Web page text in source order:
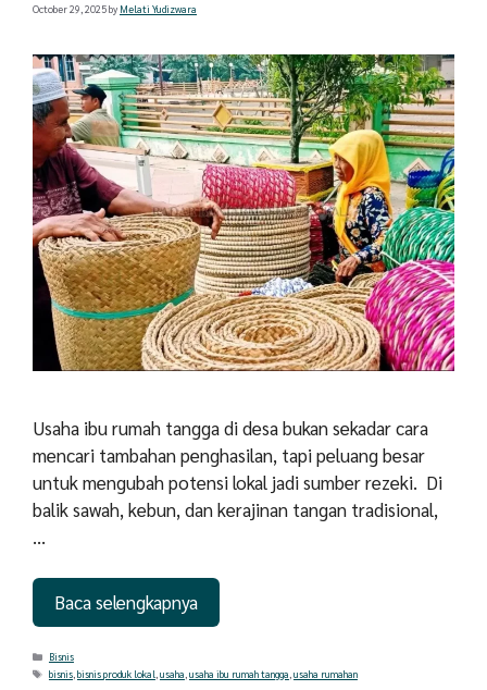
October 29, 2025by Melati Yudizwara
Usaha ibu rumah tangga di desa bukan sekadar cara
mencari tambahan penghasilan, tapi peluang besar
untuk mengubah potensi lokal jadi sumber rezeki. Di
balik sawah, kebun, dan kerajinan tangan tradisional,
…
Baca selengkapnya
Categories
Bisnis
Tags
bisnis, bisnis produk lokal usaha usaha ibu rumah tangga usaha rumahan